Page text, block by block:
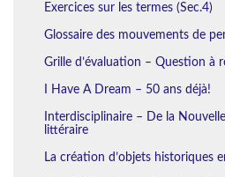
Exercices sur les termes (Sec.4)
Glossaire des mouvements de
Grille d’évaluation – Question à
I Have A Dream – 50 ans déjà!
Interdisciplinaire – De la
littéraire
La création d’objets historiques